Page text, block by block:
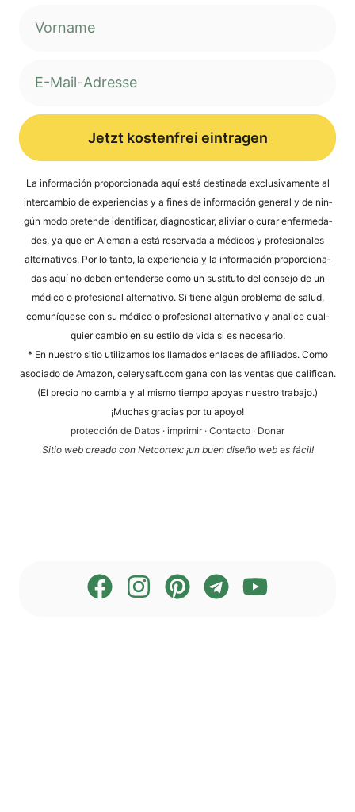
Jetzt kostenfrei eintragen
La infor­mación pro­por­cio­na­da aquí está desti­na­da exclu­si­v­a­men­te al
inter­cam­bio de expe­ri­en­ci­as y a fines de infor­mación gene­ral y de nin­
gún modo pre­ten­de iden­ti­fi­car, dia­gno­sti­car, ali­vi­ar o curar enfer­me­da­
des, ya que en Ale­ma­nia está reser­va­da a méd­icos y pro­fe­sio­na­les
alter­na­tivos. Por lo tan­to, la expe­ri­en­cia y la infor­mación pro­por­cio­na­
das aquí no deben enten­der­se como un susti­tu­to del con­se­jo de un
méd­ico o pro­fe­sio­nal alter­na­tivo. Si tiene algún pro­ble­ma de salud,
comuní­que­se con su méd­ico o pro­fe­sio­nal alter­na­tivo y ana­li­ce cual­
quier cam­bio en su esti­lo de vida si es necesario.
* En nues­tro sitio uti­liz­a­mos los llama­dos enlaces de afi­lia­dos. Como
aso­cia­do de Ama­zon, cele​ry​saft​.com gana con las ven­tas que cali­fi­can.
(El pre­cio no cam­bia y al mis­mo tiem­po apoyas nues­tro trabajo.)
¡Much­as gra­ci­as por tu apoyo!
pro­tección de Datos · impri­mir· Cont­ac­to · Donar
Sitio web cre­a­do con Net­cortex: ¡un buen dise­ño web es fácil!